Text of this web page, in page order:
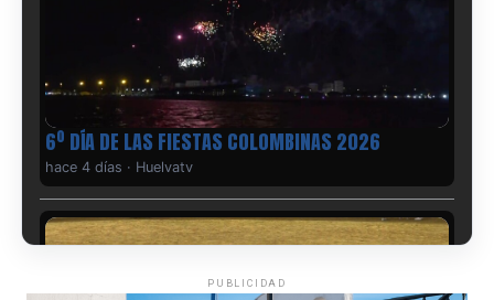
6º DÍA DE LAS FIESTAS COLOMBINAS 2026
hace 4 días · Huelvatv
PUBLICIDAD